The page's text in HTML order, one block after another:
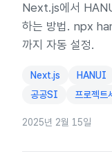
Next.js에서
하는 방법. npx
까지 자동 설정.
Next.js HANUI
공공SI
프로젝트
2025년 2월 15일